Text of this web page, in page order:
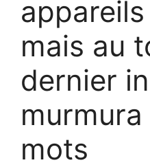
mais au
dernier
mots